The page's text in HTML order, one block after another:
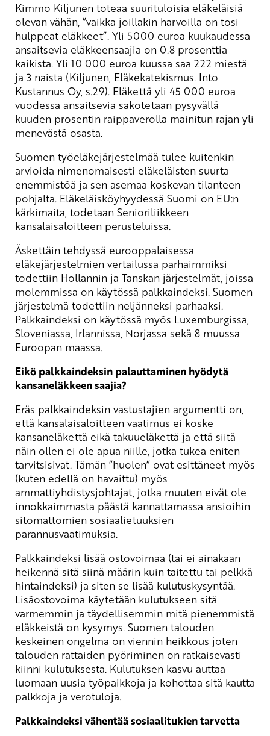
Kimmo Kiljunen toteaa suurituloisia eläkeläisiä
olevan vähän, ”vaikka joillakin harvoilla on tosi
hulppeat eläkkeet”. Yli 5000 euroa kuukaudessa
ansaitsevia eläkkeensaajia on 0.8 prosenttia
kaikista. Yli 10 000 euroa kuussa saa 222 miestä
ja 3 naista (Kiljunen, Eläkekatekismus. Into
Kustannus Oy, s.29). Eläkettä yli 45 000 euroa
vuodessa ansaitsevia sakotetaan pysyvällä
kuuden prosentin raippaverolla mainitun rajan yli
menevästä osasta.
Suomen työeläkejärjestelmää tulee kuitenkin
arvioida nimenomaisesti eläkeläisten suurta
enemmistöä ja sen asemaa koskevan tilanteen
pohjalta. Eläkeläisköyhyydessä Suomi on EU:n
kärkimaita, todetaan Senioriliikkeen
kansalaisaloitteen perusteluissa.
Äskettäin tehdyssä eurooppalaisessa
eläkejärjestelmien vertailussa parhaimmiksi
todettiin Hollannin ja Tanskan järjestelmät, joissa
molemmissa on käytössä palkkaindeksi. Suomen
järjestelmä todettiin neljänneksi parhaaksi.
Palkkaindeksi on käytössä myös Luxemburgissa,
Sloveniassa, Irlannissa, Norjassa sekä 8 muussa
Euroopan maassa.
Eikö palkkaindeksin palauttaminen hyödytä
kansaneläkkeen saajia?
Eräs palkkaindeksin vastustajien argumentti on,
että kansalaisaloitteen vaatimus ei koske
kansaneläkettä eikä takuueläkettä ja että siitä
näin ollen ei ole apua niille, jotka tukea eniten
tarvitsisivat. Tämän ”huolen” ovat esittäneet myös
(kuten edellä on havaittu) myös
ammattiyhdistysjohtajat, jotka muuten eivät ole
innokkaimmasta päästä kannattamassa ansioihin
sitomattomien sosiaalietuuksien
parannusvaatimuksia.
Palkkaindeksi lisää ostovoimaa (tai ei ainakaan
heikennä sitä siinä määrin kuin taitettu tai pelkkä
hintaindeksi) ja siten se lisää kulutuskysyntää.
Lisäostovoima käytetään kulutukseen sitä
varmemmin ja täydellisemmin mitä pienemmistä
eläkkeistä on kysymys. Suomen talouden
keskeinen ongelma on viennin heikkous joten
talouden rattaiden pyöriminen on ratkaisevasti
kiinni kulutuksesta. Kulutuksen kasvu auttaa
luomaan uusia työpaikkoja ja kohottaa sitä kautta
palkkoja ja verotuloja.
Palkkaindeksi vähentää sosiaalitukien tarvetta